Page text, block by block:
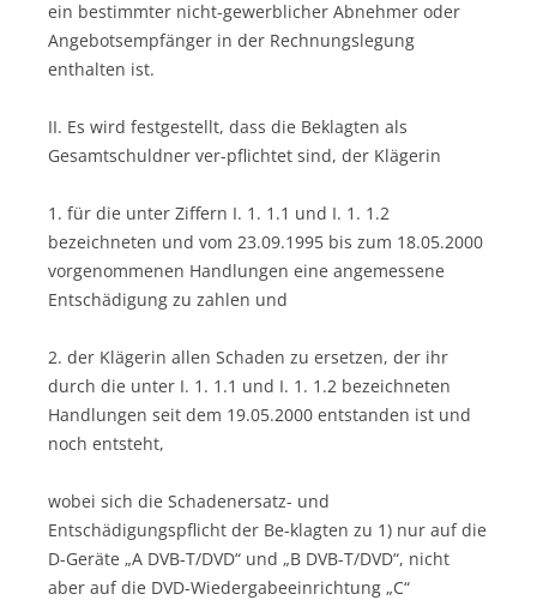
ein bestimmter nicht-gewerblicher Abnehmer oder
Angebotsempfänger in der Rechnungslegung
enthalten ist.
II. Es wird festgestellt, dass die Beklagten als
Gesamtschuldner ver-pflichtet sind, der Klägerin
1. für die unter Ziffern I. 1. 1.1 und I. 1. 1.2
bezeichneten und vom 23.09.1995 bis zum 18.05.2000
vorgenommenen Handlungen eine angemessene
Entschädigung zu zahlen und
2. der Klägerin allen Schaden zu ersetzen, der ihr
durch die unter I. 1. 1.1 und I. 1. 1.2 bezeichneten
Handlungen seit dem 19.05.2000 entstanden ist und
noch entsteht,
wobei sich die Schadenersatz- und
Entschädigungspflicht der Be-klagten zu 1) nur auf die
D-Geräte „A DVB-T/DVD“ und „B DVB-T/DVD“, nicht
aber auf die DVD-Wiedergabeeinrichtung „C“